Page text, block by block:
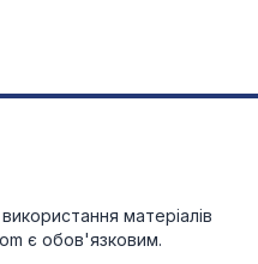
матеріалів
є обов'язковим.